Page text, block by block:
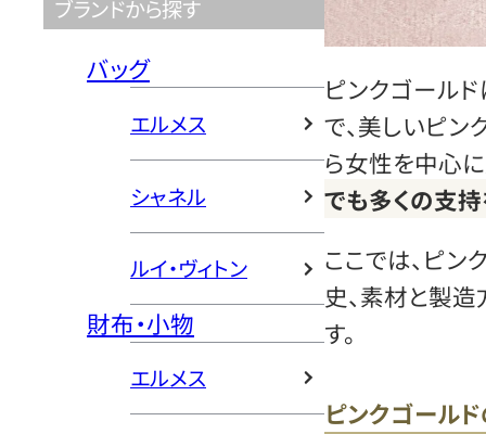
ブランドから探す
バッグ
エルメス
シャネル
ルイ・ヴィトン
財布・小物
エルメス
ピンクゴール
で、美しいピン
ら女性を中心に
でも多くの支
ここでは、ピン
史、素材と製
す。
ピンクゴール